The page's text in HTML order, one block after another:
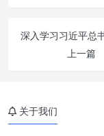
上一篇
关于我们